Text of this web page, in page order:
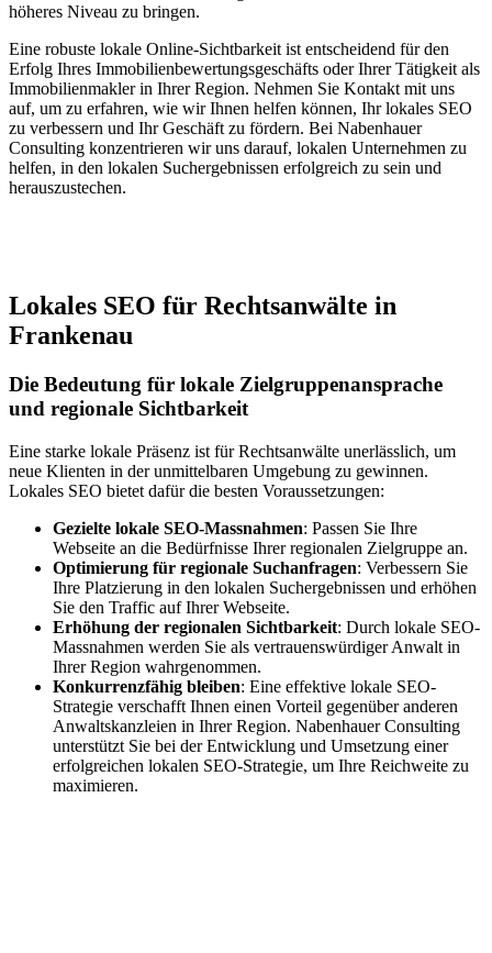
höheres Niveau zu bringen.
Eine robuste lokale Online-Sichtbarkeit ist entscheidend für den
Erfolg Ihres Immobilienbewertungsgeschäfts oder Ihrer Tätigkeit als
Immobilienmakler in Ihrer Region. Nehmen Sie Kontakt mit uns
auf, um zu erfahren, wie wir Ihnen helfen können, Ihr lokales SEO
zu verbessern und Ihr Geschäft zu fördern. Bei Nabenhauer
Consulting konzentrieren wir uns darauf, lokalen Unternehmen zu
helfen, in den lokalen Suchergebnissen erfolgreich zu sein und
herauszustechen.
Lokales SEO für Rechtsanwälte in
Frankenau
Die Bedeutung für lokale Zielgruppenansprache
und regionale Sichtbarkeit
Eine starke lokale Präsenz ist für Rechtsanwälte unerlässlich, um
neue Klienten in der unmittelbaren Umgebung zu gewinnen.
Lokales SEO bietet dafür die besten Voraussetzungen:
Gezielte lokale SEO-Massnahmen: Passen Sie Ihre
Webseite an die Bedürfnisse Ihrer regionalen Zielgruppe an.
Optimierung für regionale Suchanfragen: Verbessern Sie
Ihre Platzierung in den lokalen Suchergebnissen und erhöhen
Sie den Traffic auf Ihrer Webseite.
Erhöhung der regionalen Sichtbarkeit: Durch lokale SEO-
Massnahmen werden Sie als vertrauenswürdiger Anwalt in
Ihrer Region wahrgenommen.
Konkurrenzfähig bleiben: Eine effektive lokale SEO-
Strategie verschafft Ihnen einen Vorteil gegenüber anderen
Anwaltskanzleien in Ihrer Region. Nabenhauer Consulting
unterstützt Sie bei der Entwicklung und Umsetzung einer
erfolgreichen lokalen SEO-Strategie, um Ihre Reichweite zu
maximieren.